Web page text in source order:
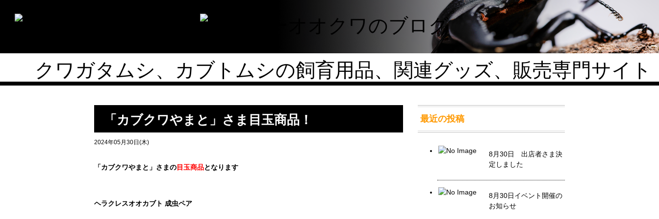
クワガタムシ、カブトムシの飼育用品、関連グッズ、販売専門サイト
「カブクワやまと」さま目玉商品！
2024年05月30日(木)
「カブクワやまと」さまの目玉商品となります
ヘラクレスオオカブト 成虫ペア
最近の投稿
8月30日 出店者さま決
定しました
8月30日イベント開催の
お知らせ